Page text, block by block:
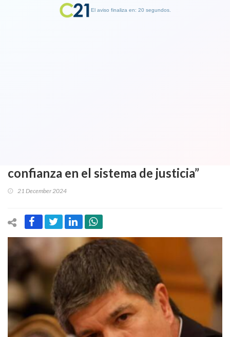
confianza en el sistema de justicia”
21 December 2024
El aviso finaliza en: 19 segundos.